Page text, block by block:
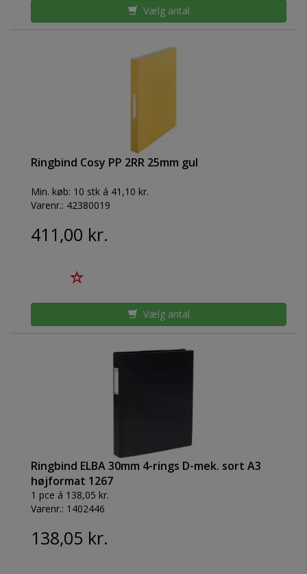
Vælg antal
Ringbind Cosy PP 2RR 25mm gul
Min. køb: 10 stk á 41,10 kr.
Varenr.: 42380019
411,00 kr.
Vælg antal
Ringbind ELBA 30mm 4-rings D-mek. sort A3
højformat 1267
1 pce á 138,05 kr.
Varenr.: 1402446
138,05 kr.